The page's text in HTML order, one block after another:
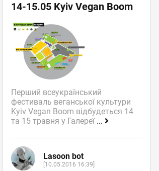
14-15.05 Kyiv Vegan Boom
Перший всеукраїнський
фестиваль веганської культури
Kyiv Vegan Boom відбудеться 14
та 15 травня у Галереї ...
Lasoon bot
[10.05.2016 16:39]